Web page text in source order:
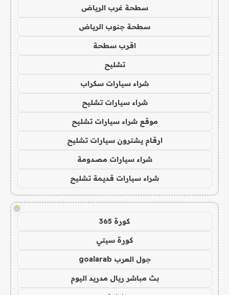
سطحة غرب الرياض
سطحة جنوب الرياض
اقرب سطحة
تشليح
شراء سيارات سكراب
شراء سيارات تشليح
موقع شراء سيارات تشليح
ارقام يشترون سيارات تشليح
شراء سيارات مصدومة
شراء سيارات قديمة تشليح
!
كورة 365
كورة سيتي
جول العرب goalarab
بث مباشر ريال مدريد اليوم